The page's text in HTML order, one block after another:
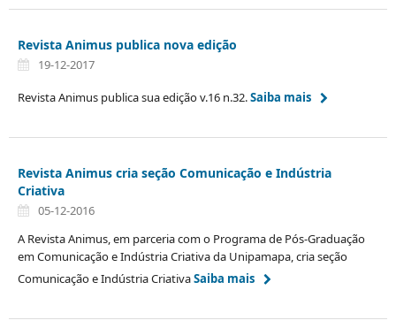
Revista Animus publica nova edição
19-12-2017
Revista Animus publica sua edição v.16 n.32.Saiba mais
Revista Animus cria seção Comunicação e Indústria
Criativa
05-12-2016
A Revista Animus, em parceria com o Programa de Pós-Graduação
em Comunicação e Indústria Criativa da Unipamapa, cria seção
Comunicação e Indústria CriativaSaiba mais